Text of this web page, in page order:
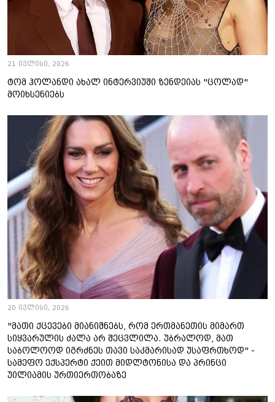
21 ივლისი, 2026
ტომ ჰოლანდი ახალ ინტერვიუში ზენდეიას "ცოლად"
მოიხსენიებს
20 ივლისი, 2026
"მათი ქცევები მიანიშნებს, რომ ერთმანეთის მიმართ
სიყვარულის ძალა არ შეცვლილა. უბრალოდ, მათ
საბოლოოდ იგრძნეს თავი საკმარისად უსაფრთხოდ" -
სამეფო ექსპერტი ქეით მიდლტონისა და პრინცი
უილიამის ურთიერთობაზე